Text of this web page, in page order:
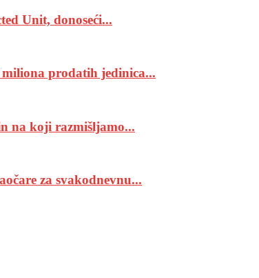
Unit, donoseći...
prodatih jedinica...
na koji razmišljamo...
za svakodnevnu...